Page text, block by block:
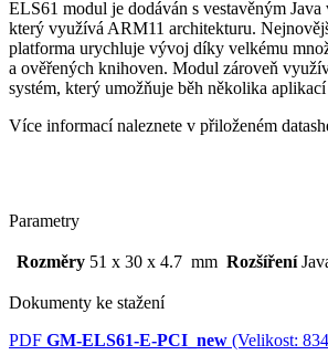
ELS61 modul je dodáván s vestavěným
který využívá ARM11 architekturu.
platforma urychluje vývoj díky velkému
a ověřených knihoven. Modul zároveň
systém, který umožňuje běh několika
Více informací naleznete v přiloženém
Parametry
Rozměry 51 x 30 x 4.7 mm Rozšíření
Dokumenty ke stažení
PDF GM-ELS61-E-PCI_new (Velikost: